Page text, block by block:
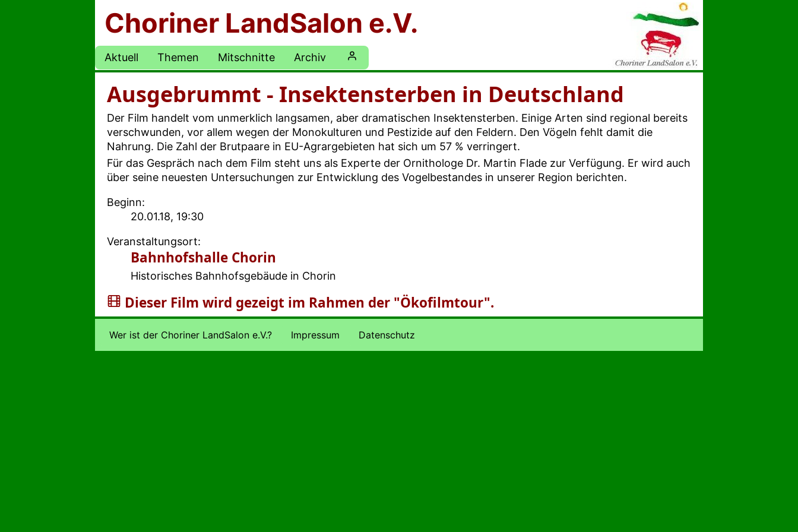
Choriner LandSalon e.V.
Aktuell Themen Mitschnitte Archiv
Ausgebrummt - Insektensterben in Deutschland
Der Film handelt vom unmerklich langsamen, aber dramatischen Insektensterben. Einige Arten sind regional bereits
verschwunden, vor allem wegen der Monokulturen und Pestizide auf den Feldern. Den Vögeln fehlt damit die
Nahrung. Die Zahl der Brutpaare in EU-Agrargebieten hat sich um 57 % verringert.
Für das Gespräch nach dem Film steht uns als Experte der Ornithologe Dr. Martin Flade zur Verfügung. Er wird auch
über seine neuesten Untersuchungen zur Entwicklung des Vogelbestandes in unserer Region berichten.
Beginn:
20.01.18, 19:30
Veranstaltungsort:
Bahnhofshalle Chorin
Historisches Bahnhofsgebäude in Chorin
Dieser Film wird gezeigt im Rahmen der "Ökofilmtour".
Wer ist der Choriner LandSalon e.V.? Impressum Datenschutz